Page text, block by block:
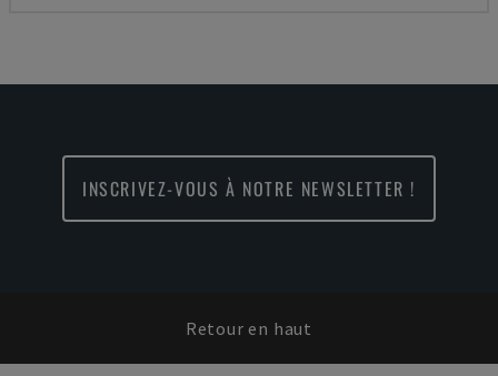
INSCRIVEZ-VOUS À NOTRE NEWSLETTER !
Retour en haut